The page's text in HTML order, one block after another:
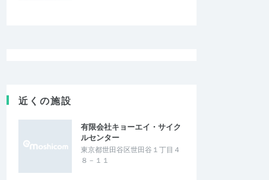
近くの施設
有限会社キョーエイ・サイク
ルセンター
東京都世田谷区世田谷１丁目４
８－１１